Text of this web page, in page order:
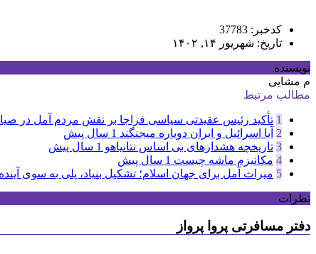
کدخبر: 37783
تاریخ: شهریور ۱۴, ۱۴۰۲
نویسنده
م مشایی
مطالب مرتبط
1 تأکید رئیس عقیدتی سیاسی فراجا بر نقش مردم آمل در
2 آیا اسرائیل و ایران دوباره میجنگند 1 سال پیش
3 تاریخچه هشدارهای بی اساس نتانیاهو 1 سال پیش
4 مکانیزم ماشه چیست 1 سال پیش
5 میراث آمل برای جهان اسلام؛ تشکیل بنیاد، پلی به سوی آینده
نظرات
دفتر مسافرتی پروا پرواز